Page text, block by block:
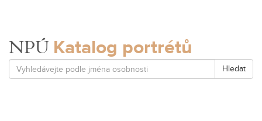
NPÚ Katalog portrétů
Hledat